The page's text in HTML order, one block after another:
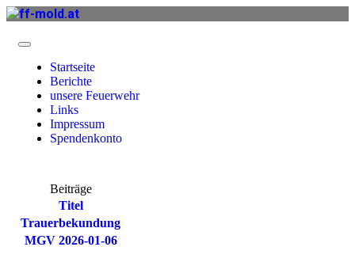
Startseite
Berichte
unsere Feuerwehr
Links
Impressum
Spendenkonto
Beiträge
Titel
Trauerbekundung
MGV 2026-01-06